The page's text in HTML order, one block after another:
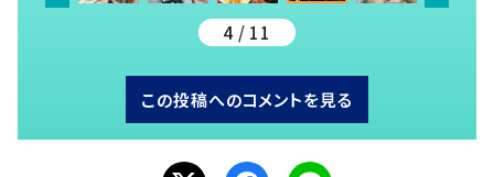
4 / 11
この投稿へのコメントを見る